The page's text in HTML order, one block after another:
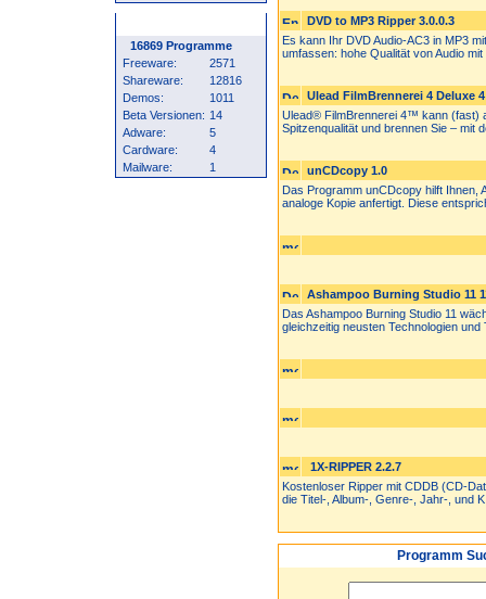
16869 Programme
Freeware:
2571
Shareware:
12816
Demos:
1011
Beta Versionen: 14
Adware:
5
Cardware:
4
Mailware:
1
DVD to MP3 Ripper 3.0.0.3
Es kann Ihr DVD Audio-AC3 in MP3
umfassen: hohe Qualität von Audio
Ulead FilmBrennerei 4 Deluxe 4
Ulead® FilmBrennerei 4™ kann (fast)
Spitzenqualität und brennen Sie – mit
unCDcopy 1.0
Das Programm unCDcopy hilft Ihnen,
analoge Kopie anfertigt. Diese
Ashampoo Burning Studio 11
Das Ashampoo Burning Studio 11
gleichzeitig neusten Technologien und
1X-RIPPER 2.2.7
Kostenloser Ripper mit CDDB (CD-
die Titel-, Album-, Genre-, Jahr-, und
Programm